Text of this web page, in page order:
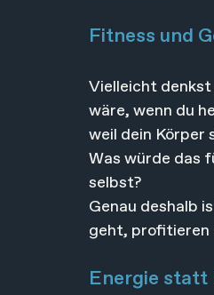
Fitness und
Vielleicht denkst
wäre, wenn du
weil dein Körper
Was würde das
selbst?
Genau deshalb
geht, profitieren
Energie statt